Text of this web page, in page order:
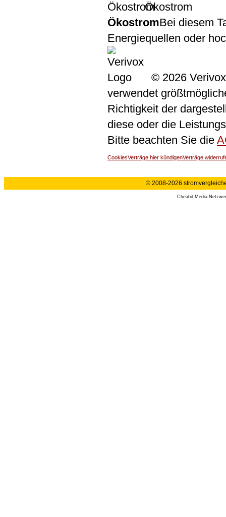
Ökostrom
ÖkostromBei diesem
Energiequellen oder
© 2026
verwendet
Richtigkeit der
diese oder die
Bitte beachten Sie die
CookiesVerträge hier kündigenVerträge
© 2008-2026
Cheabit Media